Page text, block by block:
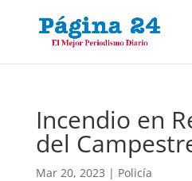
Incendio en
del
Mar 20, 2023 | Policía